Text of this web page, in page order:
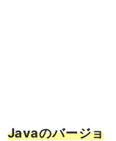
Javaのバージョ